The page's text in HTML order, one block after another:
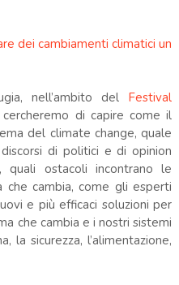
dei cambiamenti climatici un
nell’ambito del Festival
cercheremo di capire come il
del climate change, quale
di politici e di opinion
ostacoli incontrano le
che cambia, come gli esperti
e più efficaci soluzioni per
che cambia e i nostri sistemi
la sicurezza, l’alimentazione,